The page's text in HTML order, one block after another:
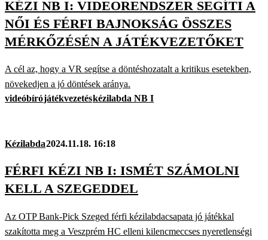
KÉZI NB I: VIDEORENDSZER SEGÍTI A
NŐI ÉS FÉRFI BAJNOKSÁG ÖSSZES
MÉRKŐZÉSÉN A JÁTÉKVEZETŐKET
A cél az, hogy a VR segítse a döntéshozatalt a kritikus esetekben,
növekedjen a jó döntések aránya.
videóbírójátékvezetéskézilabda NB I
Kézilabda2024.11.18. 16:18
FÉRFI KÉZI NB I: ISMÉT SZÁMOLNI
KELL A SZEGEDDEL
Az OTP Bank-Pick Szeged férfi kézilabdacsapata jó játékkal
szakította meg a Veszprém HC elleni kilencmeccses nyeretlenségi